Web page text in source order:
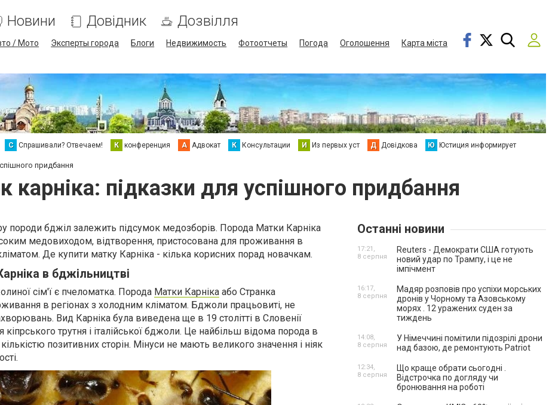
Новини Довідник Дозвілля
/ Мото Эксперты города Блоги Недвижимость Фотоотчеты Погода Оголошення
Карта міста
С Спрашивали? Отвечаем! К конференция А Адвокат К Консультации И Из первых уст Д Довідкова Ю Юстиция информирует
придбання
карніка: підказки для успішного придбання
породи бджіл залежить підсумок медозборів. Порода Матки Карніка
медовиходом, відтворення, пристосована для проживання в
Де купити матку Карніка - кілька корисних порад новачкам.
в бджільництві
сім'ї є пчеломатка. Порода Матки Карніка або Странка
в регіонах з холодним кліматом. Бджоли працьовиті, не
Вид Карніка була виведена ще в 19 столітті в Словенії
трутня і італійської бджоли. Це найбільш відома порода в
позитивних сторін. Мінуси не мають великого значення і ніяк
Останні новини
Reuters - Демократи США готують
новий удар по Трампу, і це не
імпічмент
17:21,
8 серпня
Мадяр розповів про успіхи морських
дронів у Чорному та Азовському
морях . 12 уражених суден за
тиждень
16:17,
8 серпня
У Німеччині помітили підозрілі дрони
над базою, де ремонтують Patriot
14:08,
8 серпня
Що краще обрати сьогодні .
Відстрочка по догляду чи
бронювання на роботі
12:34,
8 серпня